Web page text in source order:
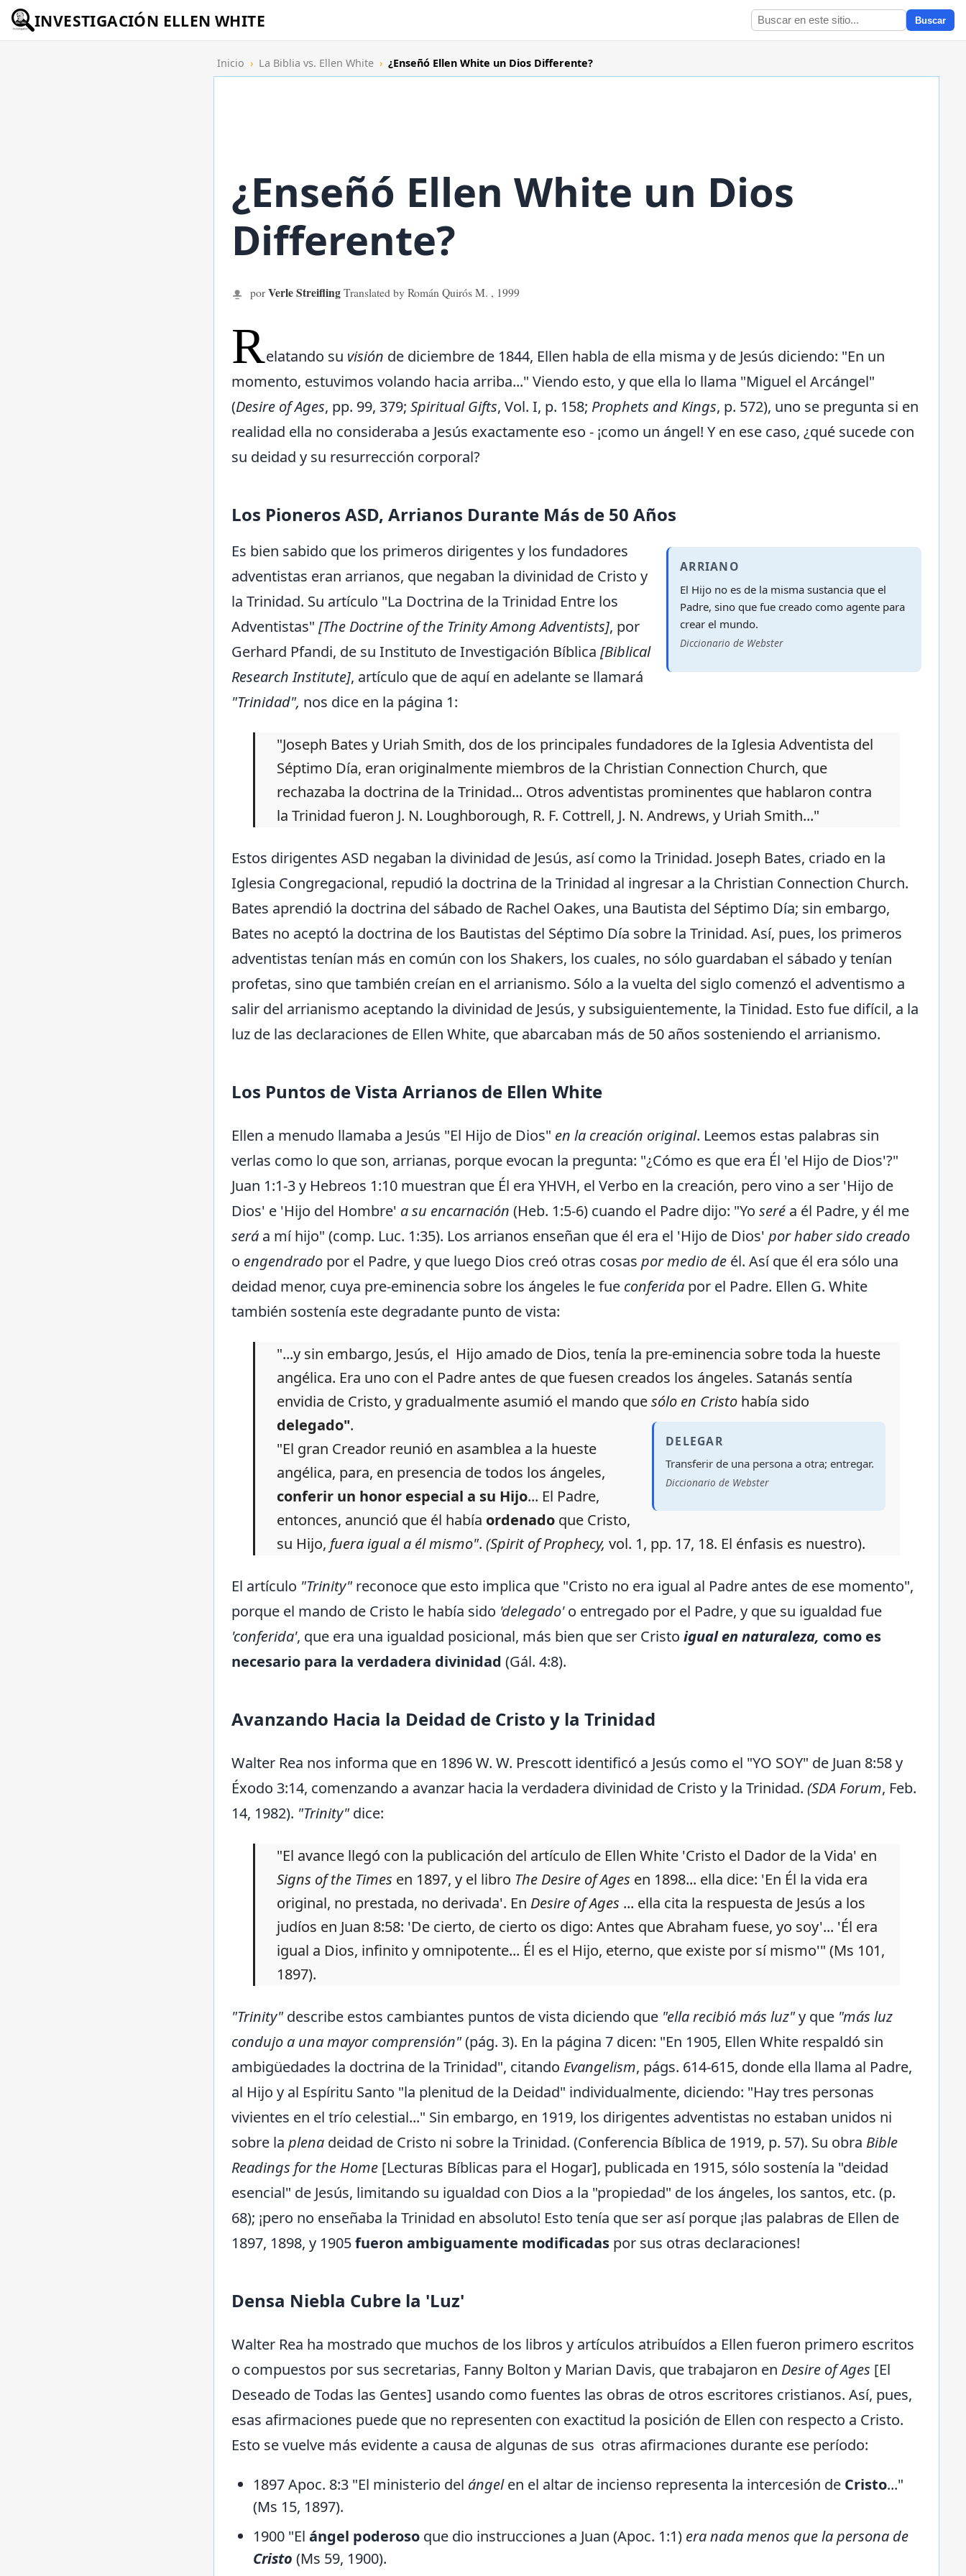
INVESTIGACIÓN ELLEN WHITE Buscar
Inicio › La Biblia vs. Ellen White › ¿Enseñó Ellen White un Dios Differente?
¿Enseñó Ellen White un Dios
Differente?
porVerle StreiflingTranslated by Román Quirós M. , 1999
Relatando su visión de diciembre de 1844, Ellen habla de ella misma y de Jesús diciendo: "En un
momento, estuvimos volando hacia arriba..." Viendo esto, y que ella lo llama "Miguel el Arcángel"
(Desire of Ages, pp. 99, 379; Spiritual Gifts, Vol. I, p. 158; Prophets and Kings, p. 572), uno se pregunta si en
realidad ella no consideraba a Jesús exactamente eso - ¡como un ángel! Y en ese caso, ¿qué sucede con
su deidad y su resurrección corporal?
Los Pioneros ASD, Arrianos Durante Más de 50 Años
ARRIANO
El Hijo no es de la misma sustancia que el
Padre, sino que fue creado como agente para
crear el mundo.
Diccionario de Webster
Es bien sabido que los primeros dirigentes y los fundadores
adventistas eran arrianos, que negaban la divinidad de Cristo y
la Trinidad. Su artículo "La Doctrina de la Trinidad Entre los
Adventistas" [The Doctrine of the Trinity Among Adventists], por
Gerhard Pfandi, de su Instituto de Investigación Bíblica [Biblical
Research Institute], artículo que de aquí en adelante se llamará
"Trinidad", nos dice en la página 1:
"Joseph Bates y Uriah Smith, dos de los principales fundadores de la Iglesia Adventista del
Séptimo Día, eran originalmente miembros de la Christian Connection Church, que
rechazaba la doctrina de la Trinidad... Otros adventistas prominentes que hablaron contra
la Trinidad fueron J. N. Loughborough, R. F. Cottrell, J. N. Andrews, y Uriah Smith..."
Estos dirigentes ASD negaban la divinidad de Jesús, así como la Trinidad. Joseph Bates, criado en la
Iglesia Congregacional, repudió la doctrina de la Trinidad al ingresar a la Christian Connection Church.
Bates aprendió la doctrina del sábado de Rachel Oakes, una Bautista del Séptimo Día; sin embargo,
Bates no aceptó la doctrina de los Bautistas del Séptimo Día sobre la Trinidad. Así, pues, los primeros
adventistas tenían más en común con los Shakers, los cuales, no sólo guardaban el sábado y tenían
profetas, sino que también creían en el arrianismo. Sólo a la vuelta del siglo comenzó el adventismo a
salir del arrianismo aceptando la divinidad de Jesús, y subsiguientemente, la Tinidad. Esto fue difícil, a la
luz de las declaraciones de Ellen White, que abarcaban más de 50 años sosteniendo el arrianismo.
Los Puntos de Vista Arrianos de Ellen White
Ellen a menudo llamaba a Jesús "El Hijo de Dios" en la creación original. Leemos estas palabras sin
verlas como lo que son, arrianas, porque evocan la pregunta: "¿Cómo es que era Él 'el Hijo de Dios'?"
Juan 1:1-3 y Hebreos 1:10 muestran que Él era YHVH, el Verbo en la creación, pero vino a ser 'Hijo de
Dios' e 'Hijo del Hombre' a su encarnación (Heb. 1:5-6) cuando el Padre dijo: "Yo seré a él Padre, y él me
será a mí hijo" (comp. Luc. 1:35). Los arrianos enseñan que él era el 'Hijo de Dios' por haber sido creado
o engendrado por el Padre, y que luego Dios creó otras cosas por medio de él. Así que él era sólo una
deidad menor, cuya pre-eminencia sobre los ángeles le fue conferida por el Padre. Ellen G. White
también sostenía este degradante punto de vista:
"...y sin embargo, Jesús, el Hijo amado de Dios, tenía la pre-eminencia sobre toda la hueste
angélica. Era uno con el Padre antes de que fuesen creados los ángeles. Satanás sentía
envidia de Cristo, y gradualmente asumió el mando quesólo en Cristo había sido
delegado".
DELEGAR
Transferir de una persona a otra; entregar.
Diccionario de Webster
"El gran Creador reunió en asamblea a la hueste
angélica, para, en presencia de todos los ángeles,
conferir un honor especial a su Hijo... El Padre,
entonces, anunció que él había ordenado que Cristo,
su Hijo, fuera igual a él mismo". (Spirit of Prophecy, vol. 1, pp. 17, 18. El énfasis es nuestro).
El artículo "Trinity" reconoce que esto implica que "Cristo no era igual al Padre antes de ese momento",
porque el mando de Cristo le había sido 'delegado'o entregado por el Padre, y que su igualdad fue
'conferida', que era una igualdad posicional, más bien que ser Cristo igual en naturaleza, como es
necesario para la verdadera divinidad (Gál. 4:8).
Avanzando Hacia la Deidad de Cristo y la Trinidad
Walter Rea nos informa que en 1896 W. W. Prescott identificó a Jesús como el "YO SOY" de Juan 8:58 y
Éxodo 3:14, comenzando a avanzar hacia la verdadera divinidad de Cristo y la Trinidad. (SDA Forum, Feb.
14, 1982). "Trinity" dice:
"El avance llegó con la publicación del artículo de Ellen White 'Cristo el Dador de la Vida' en
Signs of the Times en 1897, y el libro The Desire of Ages en 1898... ella dice: 'En Él la vida era
original, no prestada, no derivada'. En Desire of Ages ... ella cita la respuesta de Jesús a los
judíos en Juan 8:58: 'De cierto, de cierto os digo: Antes que Abraham fuese, yo soy'... 'Él era
igual a Dios, infinito y omnipotente... Él es el Hijo, eterno, que existe por sí mismo'" (Ms 101,
1897).
"Trinity" describe estos cambiantes puntos de vista diciendo que "ella recibió más luz"y que "más luz
condujo a una mayor comprensión"(pág. 3). En la página 7 dicen: "En 1905, Ellen White respaldó sin
ambigüedades la doctrina de la Trinidad", citando Evangelism, págs. 614-615, donde ella llama al Padre,
al Hijo y al Espíritu Santo "la plenitud de la Deidad" individualmente, diciendo: "Hay tres personas
vivientes en el trío celestial..." Sin embargo, en 1919, los dirigentes adventistas no estaban unidos ni
sobre la plena deidad de Cristo ni sobre la Trinidad. (Conferencia Bíblica de 1919, p. 57). Su obra Bible
Readings for the Home [Lecturas Bíblicas para el Hogar], publicada en 1915, sólo sostenía la "deidad
esencial" de Jesús, limitando su igualdad con Dios a la "propiedad" de los ángeles, los santos, etc. (p.
68); ¡pero no enseñaba la Trinidad en absoluto! Esto tenía que ser así porque ¡las palabras de Ellen de
1897, 1898, y 1905fueron ambiguamente modificadas por sus otras declaraciones!
Densa Niebla Cubre la 'Luz'
Walter Rea ha mostrado que muchos de los libros y artículos atribuídos a Ellen fueron primero escritos
o compuestos por sus secretarias, Fanny Bolton y Marian Davis, que trabajaron en Desire of Ages [El
Deseado de Todas las Gentes] usando como fuentes las obras de otros escritores cristianos. Así, pues,
esas afirmaciones puede que no representen con exactitud la posición de Ellen con respecto a Cristo.
Esto se vuelve más evidente a causa de algunas de sus otras afirmaciones durante ese período:
1897 Apoc. 8:3 "El ministerio del ángelen el altar de incienso representa la intercesión de Cristo..."
(Ms 15, 1897).
1900 "El ángel poderoso que dio instrucciones a Juan (Apoc. 1:1) era nada menos que la persona de
Cristo (Ms 59, 1900).